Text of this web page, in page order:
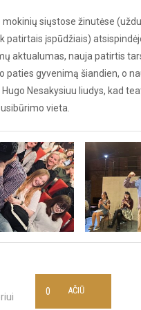
siųstose žinutėse
patirtais įspūdžiais)
aktualumas, nauja patirtis
paties gyvenimą šiandien, o
Nesakysiuu liudys, kad
vieta.
AČIŪ
0